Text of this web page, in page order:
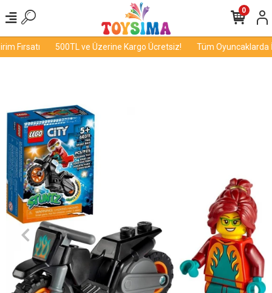
Fırsatı 500TL ve Üzerine Kargo Ücretsiz! Tüm Oyuncaklarda
0